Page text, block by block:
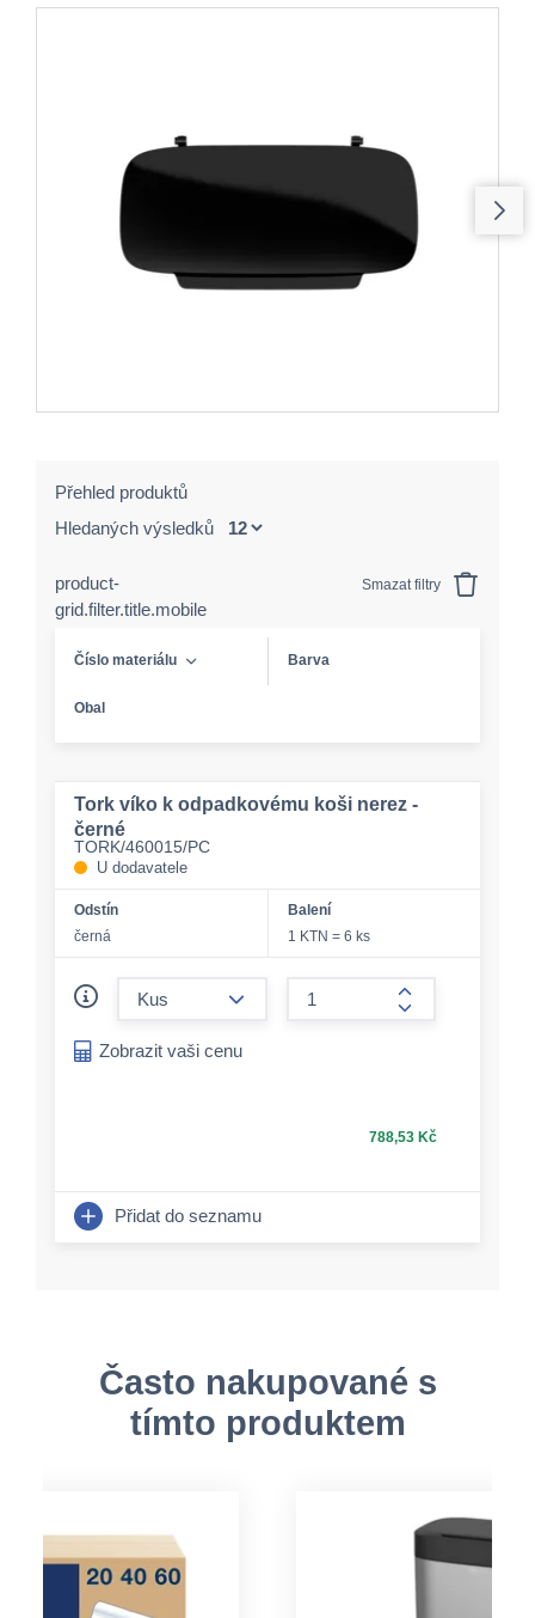
Přehled produktů
Hledaných výsledků
product-
grid.filter.title.mobile
Smazat filtry
Číslo materiálu Barva
Obal
Tork víko k odpadkovému koši nerez -
černé
TORK/460015/PC
U dodavatele
Odstín
černá
Balení
1 KTN = 6 ks
form.increase-
Zobrazit vaši cenu
788,53 Kč
Přidat do seznamu
Často nakupované s
tímto produktem